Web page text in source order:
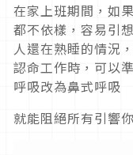
在家上班期間，如
都不依樣，容易引
人還在熟睡的情況
認命工作時，可以
呼吸改為鼻式呼吸
就能阻絕所有引響